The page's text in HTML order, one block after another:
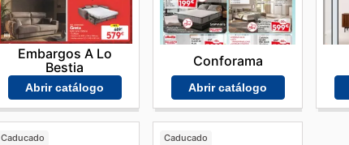
Embargos A Lo
Bestia
Abrir catálogo
Conforama
Abrir catálogo
Caducado Caducado